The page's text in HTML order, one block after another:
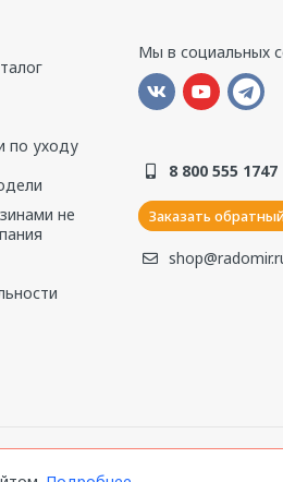
Стекло закаленное
по уходу
не
Мы в социальных
8 800 555 1747
Заказать